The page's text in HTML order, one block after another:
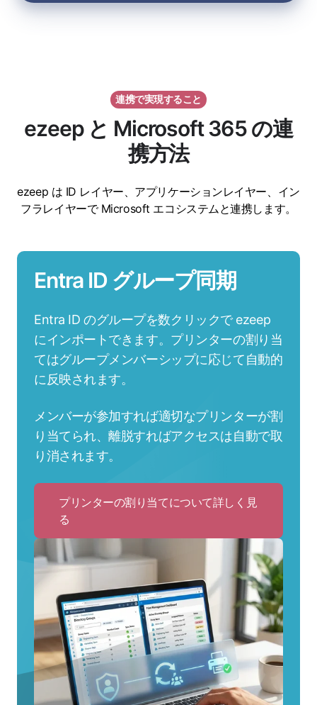
連携で実現すること
ezeep と Microsoft 365 の連
携方法
ezeep は ID レイヤー、アプリケーションレイヤー、イン
フラレイヤーで Microsoft エコシステムと連携します。
Entra ID グループ同期
Entra ID のグループを数クリックで ezeep
にインポートできます。プリンターの割り当
てはグループメンバーシップに応じて自動的
に反映されます。
メンバーが参加すれば適切なプリンターが割
り当てられ、離脱すればアクセスは自動で取
り消されます。
プリンターの割り当てについて詳しく見
る
to
リ
タ
ー
の
割
り
当